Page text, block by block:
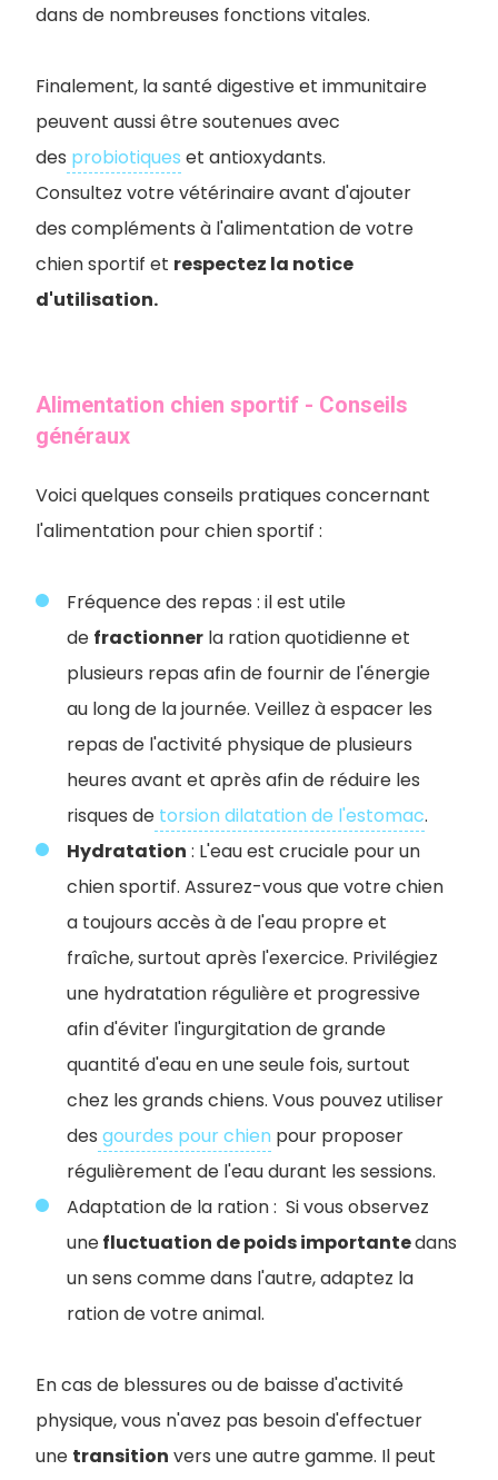
dans de nombreuses fonctions vitales.
Finalement, la santé digestive et immunitaire
peuvent aussi être soutenues avec
des probiotiques et antioxydants.
Consultez votre vétérinaire avant d'ajouter
des compléments à l'alimentation de votre
chien sportif et respectez la notice
d'utilisation.
Alimentation chien sportif - Conseils
généraux
Voici quelques conseils pratiques concernant
l'alimentation pour chien sportif :
Fréquence des repas : il est utile
de fractionner la ration quotidienne et
plusieurs repas afin de fournir de l'énergie
au long de la journée. Veillez à espacer les
repas de l'activité physique de plusieurs
heures avant et après afin de réduire les
risques de torsion dilatation de l'estomac.
Hydratation : L'eau est cruciale pour un
chien sportif. Assurez-vous que votre chien
a toujours accès à de l'eau propre et
fraîche, surtout après l'exercice. Privilégiez
une hydratation régulière et progressive
afin d'éviter l'ingurgitation de grande
quantité d'eau en une seule fois, surtout
chez les grands chiens. Vous pouvez utiliser
des gourdes pour chien pour proposer
régulièrement de l'eau durant les sessions.
Adaptation de la ration : Si vous observez
unefluctuation de poids importantedans
un sens comme dans l'autre, adaptez la
ration de votre animal.
En cas de blessures ou de baisse d'activité
physique, vous n'avez pas besoin d'effectuer
une transition vers une autre gamme. Il peut